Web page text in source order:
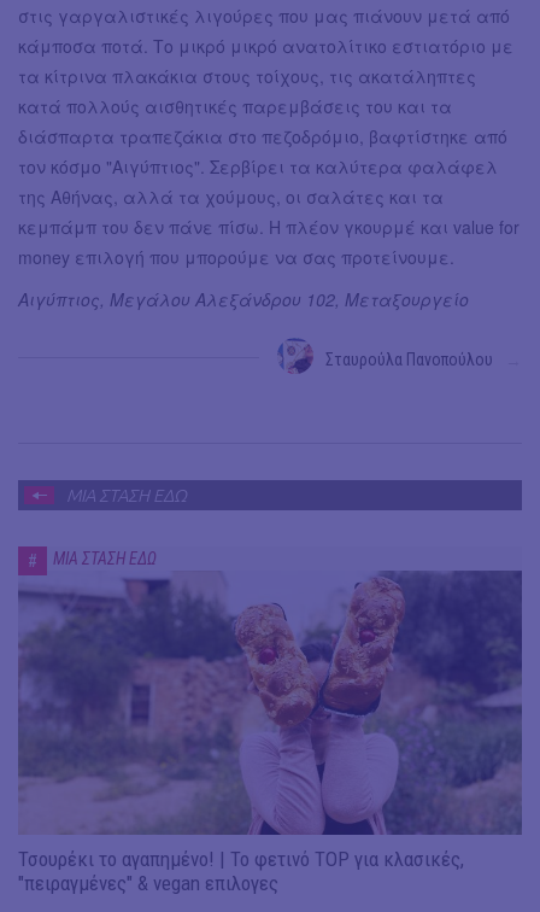
στις γαργαλιστικές λιγούρες που μας πιάνουν μετά από
κάμποσα ποτά. Το μικρό μικρό ανατολίτικο εστιατόριο με
τα κίτρινα πλακάκια στους τοίχους, τις ακατάληπτες
κατά πολλούς αισθητικές παρεμβάσεις του και τα
διάσπαρτα τραπεζάκια στο πεζοδρόμιο, βαφτίστηκε από
τον κόσμο "Αιγύπτιος". Σερβίρει τα καλύτερα φαλάφελ
της Αθήνας, αλλά τα χούμους, οι σαλάτες και τα
κεμπάμπ του δεν πάνε πίσω. Η πλέον γκουρμέ και value for
money επιλογή που μπορούμε να σας προτείνουμε.
Αιγύπτιος, Μεγάλου Αλεξάνδρου 102, Μεταξουργείο
Σταυρούλα Πανοπούλου
ΜΙΑ ΣΤΑΣΗ ΕΔΩ
# ΜΙΑ ΣΤΑΣΗ ΕΔΩ
Τσουρέκι το αγαπημένο! | Το φετινό TOP για κλασικές,
"πειραγμένες" & vegan επιλογες